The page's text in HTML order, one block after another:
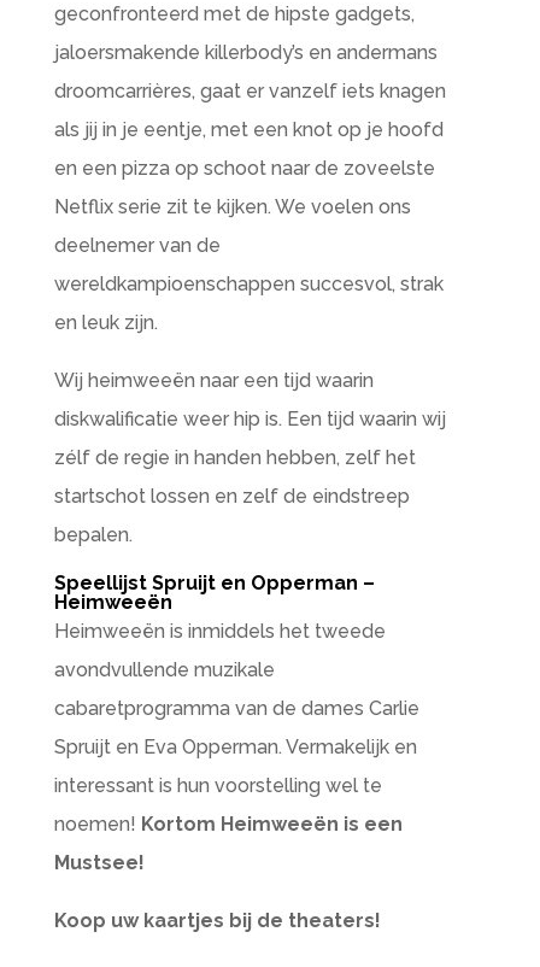
geconfronteerd met de hipste gadgets,
jaloersmakende killerbody’s en andermans
droomcarrières, gaat er vanzelf iets knagen
als jij in je eentje, met een knot op je hoofd
en een pizza op schoot naar de zoveelste
Netflix serie zit te kijken. We voelen ons
deelnemer van de
wereldkampioenschappen succesvol, strak
en leuk zijn.
Wij heimweeën naar een tijd waarin
diskwalificatie weer hip is. Een tijd waarin wij
zélf de regie in handen hebben, zelf het
startschot lossen en zelf de eindstreep
bepalen.
Speellijst Spruijt en Opperman –
Heimweeën
Heimweeën is inmiddels het tweede
avondvullende muzikale
cabaretprogramma van de dames Carlie
Spruijt en Eva Opperman. Vermakelijk en
interessant is hun voorstelling wel te
noemen! Kortom Heimweeën is een
Mustsee!
Koop uw kaartjes bij de theaters!